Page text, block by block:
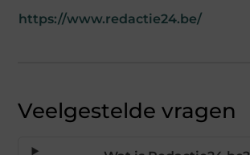
https://www.redactie24.be/
Veelgestelde vragen